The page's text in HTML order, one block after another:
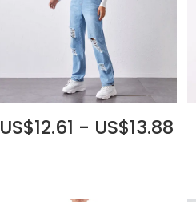
US$12.61 - US$13.88